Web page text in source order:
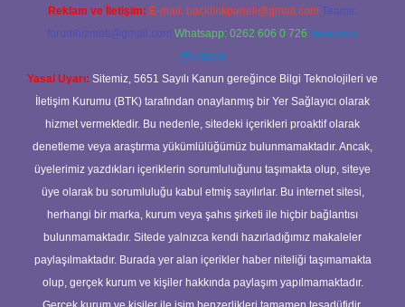
Reklam ve İletişim: E-mail: backlinkpaneli@gmail.com Teams:
forumhizmeti@gmail.com Whatsapp: 0262 606 0 726 Telegram:
@karabul
Yasal Uyarı: Sitemiz, 5651 Sayılı Kanun gereğince Bilgi Teknolojileri ve
İletişim Kurumu (BTK) tarafından onaylanmış bir Yer Sağlayıcı olarak
hizmet vermektedir. Bu nedenle, sitedeki içerikleri proaktif olarak
denetleme veya araştırma yükümlülüğümüz bulunmamaktadır. Ancak,
üyelerimiz yazdıkları içeriklerin sorumluluğunu taşımakta olup, siteye
üye olarak bu sorumluluğu kabul etmiş sayılırlar. Bu internet sitesi,
herhangi bir marka, kurum veya şahıs şirketi ile hiçbir bağlantısı
bulunmamaktadır. Sitede yalnızca kendi hazırladığımız makaleler
paylaşılmaktadır. Burada yer alan içerikler haber niteliği taşımamakta
olup, gerçek kurum ve kişiler hakkında paylaşım yapılmamaktadır.